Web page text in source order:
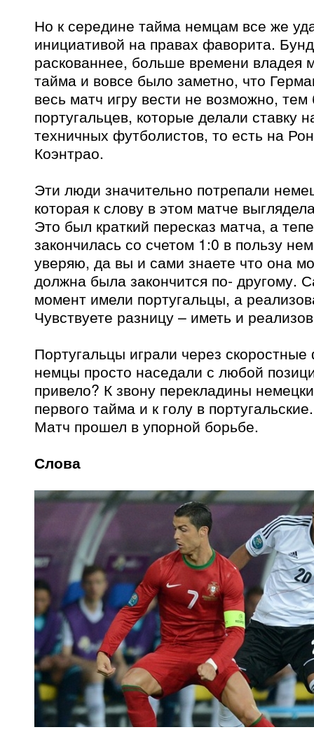
Но к середине тайма немцам все же
инициативой на правах фаворита.
раскованнее, больше времени владея
тайма и вовсе было заметно, что
весь матч игру вести не возможно, тем
португальцев, которые делали ставку
техничных футболистов, то есть на
Коэнтрао.
Эти люди значительно потрепали
которая к слову в этом матче
Это был краткий пересказ матча, а
закончилась со счетом 1:0 в пользу
уверяю, да вы и сами знаете что она
должна была закончится по- другому.
момент имели португальцы, а
Чувствуете разницу – иметь и
Португальцы играли через
немцы просто наседали с любой
привело? К звону перекладины
первого тайма и к голу в португальские.
Матч прошел в упорной борьбе.
Слова